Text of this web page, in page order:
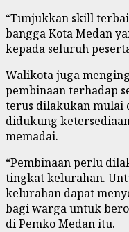
“Tunjukkan skill
bangga Kota Medan
kepada seluruh
Walikota juga
pembinaan terhadap
terus dilakukan mulai
didukung
memadai.
“Pembinaan perlu
tingkat kelurahan.
kelurahan dapat
bagi warga untuk
di Pemko Medan itu.